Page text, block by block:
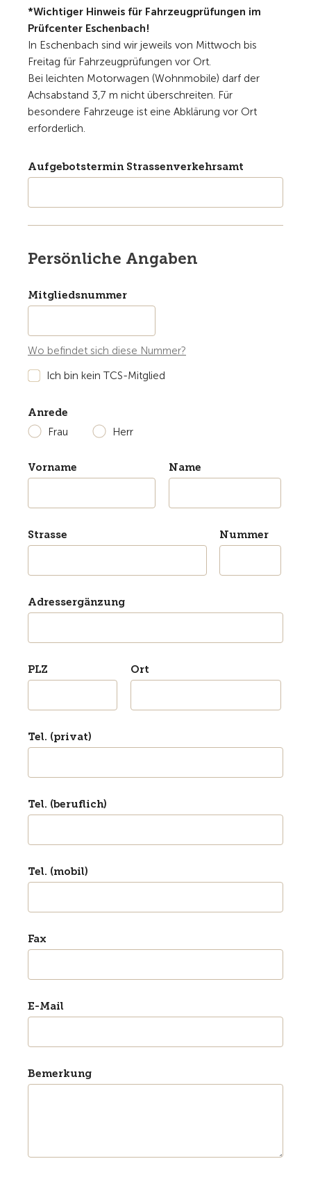
*Wichtiger Hinweis für Fahrzeugprüfungen im
Prüfcenter Eschenbach!
In Eschenbach sind wir jeweils von Mittwoch bis
Freitag für Fahrzeugprüfungen vor Ort.
Bei leichten Motorwagen (Wohnmobile) darf der
Achsabstand 3,7 m nicht überschreiten. Für
besondere Fahrzeuge ist eine Abklärung vor Ort
erforderlich.
Aufgebotstermin Strassenverkehrsamt
Persönliche Angaben
Mitgliedsnummer
Wo befindet sich diese Nummer?
Ich bin kein TCS-Mitglied
Anrede
Frau
Herr
Vorname Name
Strasse Nummer
Adressergänzung
PLZ Ort
Tel. (privat)
Tel. (beruflich)
Tel. (mobil)
Fax
E-Mail
Bemerkung